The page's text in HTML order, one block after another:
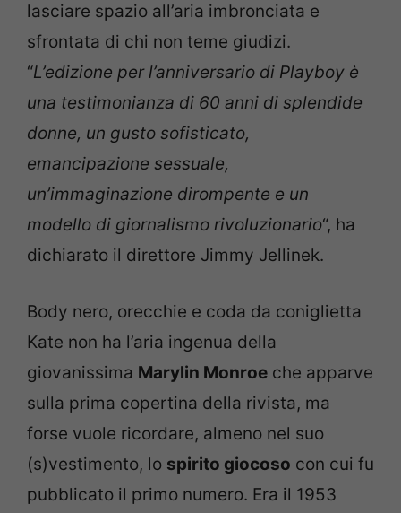
lasciare spazio all’aria imbronciata e
sfrontata di chi non teme giudizi.
“L’edizione per l’anniversario di Playboy è
una testimonianza di 60 anni di splendide
donne, un gusto sofisticato,
emancipazione sessuale,
un’immaginazione dirompente e un
modello di giornalismo rivoluzionario“, ha
dichiarato il direttore Jimmy Jellinek.
Body nero, orecchie e coda da coniglietta
Kate non ha l’aria ingenua della
giovanissima Marylin Monroe che apparve
sulla prima copertina della rivista, ma
forse vuole ricordare, almeno nel suo
(s)vestimento, lo spirito giocoso con cui fu
pubblicato il primo numero. Era il 1953